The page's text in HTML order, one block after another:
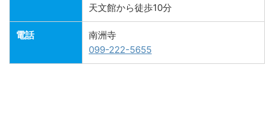
天文館から徒歩10分
電話
南洲寺
099-222-5655